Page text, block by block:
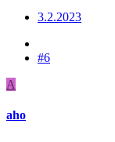
3.2.2023
#6
A
aho